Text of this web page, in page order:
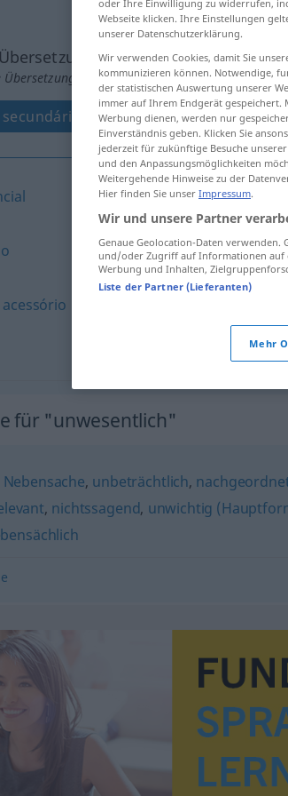
anklicken/antippen)
acidental, acessório
acessório
für "unwesentlich"
Nebensache, unbeträchtlich,
, nichtssagend, unwichtig
oder Ihre Einwilligung zu widerrufen,
Webseite klicken. Ihre Einstellungen
unserer Datenschutzerklärung.
Wir verwenden Cookies, damit Sie
kommunizieren können. Notwendige,
der statistischen Auswertung unserer
immer auf Ihrem Endgerät
Werbung dienen, werden nur
Einverständnis geben. Klicken Sie
jederzeit für zukünftige Besuche
und den Anpassungsmöglichkeiten
Weitergehende Hinweise zu der
Hier finden Sie unser Impressum.
Wir und unsere Partner
Genaue Geolocation-Daten
und/oder Zugriff auf Informationen auf
Werbung und Inhalten,
Liste der Partner (Lieferanten)
Mehr